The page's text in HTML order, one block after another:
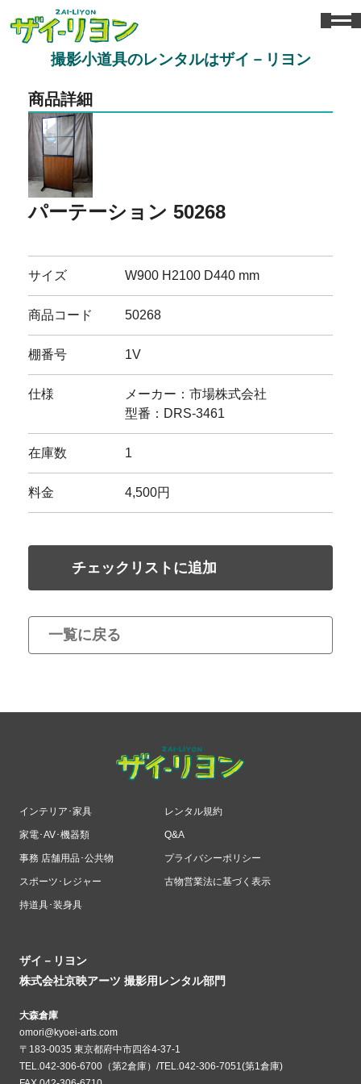
撮影小道具のレンタルはザイ－リヨン
商品詳細
パーテーション 50268
サイズ W900 H2100 D440 mm
商品コード 50268
棚番号 1V
仕様
メーカー：市場株式会社
型番：DRS-3461
在庫数 1
料金 4,500円
チェックリストに追加
一覧に戻る
インテリア･家具
家電･AV･機器類
事務 店舗用品･公共物
スポーツ･レジャー
持道具･装身具
レンタル規約
Q&A
プライバシーポリシー
古物営業法に基づく表示
ザイ－リヨン
株式会社京映アーツ 撮影用レンタル部門
大森倉庫
omori@kyoei-arts.com
〒183-0035 東京都府中市四谷4-37-1
TEL.042-306-6700（第2倉庫）/TEL.042-306-7051(第1倉庫)